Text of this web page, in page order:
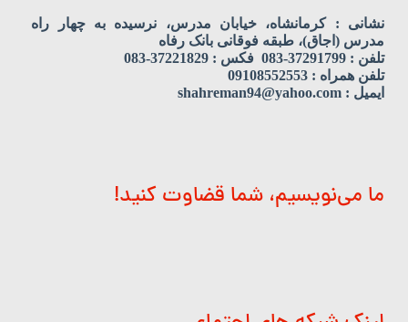
نشانی : کرمانشاه، خیابان مدرس، نرسیده به چهار راه
مدرس (اجاق)، طبقه فوقانی بانک رفاه
تلفن : 37291799-083 فکس : 37221829-083
تلفن همراه : 09108552553
ایمیل : shahreman94@yahoo.com
ما می‌نویسیم، شما قضاوت کنید!